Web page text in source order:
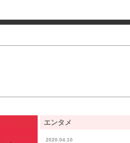
エンタメ
2020.04.10